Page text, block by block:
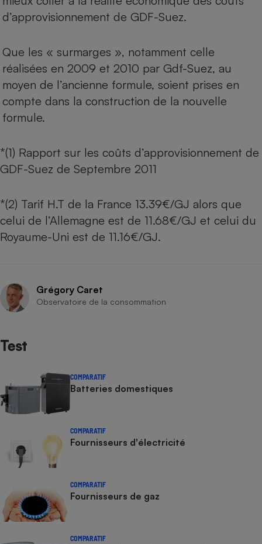
d’approvisionnement de GDF-Suez.
Que les « surmarges », notamment celle
réalisées en 2009 et 2010 par Gdf-Suez, au
moyen de l’ancienne formule, soient prises en
compte dans la construction de la nouvelle
formule.
*(1) Rapport sur les coûts d’approvisionnement de
GDF-Suez de Septembre 2011
*(2) Tarif H.T de la France 13.39€/GJ alors que
celui de l’Allemagne est de 11.68€/GJ et celui du
Royaume-Uni est de 11.16€/GJ.
Grégory Caret
Observatoire de la consommation
Test
COMPARATIF
Batteries domestiques
COMPARATIF
Fournisseurs d'électricité
COMPARATIF
Fournisseurs de gaz
COMPARATIF